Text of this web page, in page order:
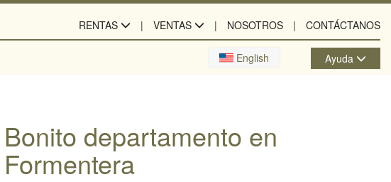
RENTAS VENTAS NOSOTROS CONTÁCTANOS
English Ayuda
Bonito departamento en
Formentera